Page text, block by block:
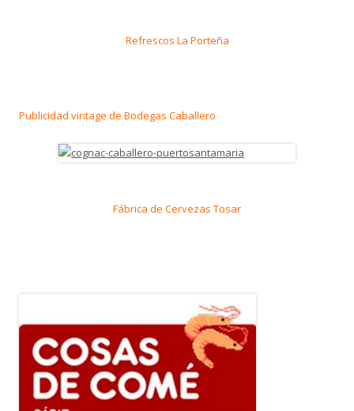
Refrescos La Porteña
Publicidad vintage de Bodegas Caballero
Fábrica de Cervezas Tosar